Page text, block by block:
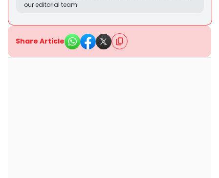
our editorial team.
Share Article